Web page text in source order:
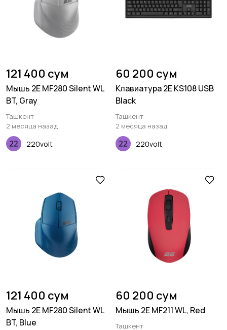
121 400 сум
Мышь 2E MF280 Silent WL
BT, Gray
Ташкент
2 месяца назад
220volt
60 200 сум
Клавиатура 2E KS108 USB
Black
Ташкент
2 месяца назад
220volt
121 400 сум
Мышь 2E MF280 Silent WL
BT, Blue
60 200 сум
Мышь 2E MF211 WL, Red
Ташкент